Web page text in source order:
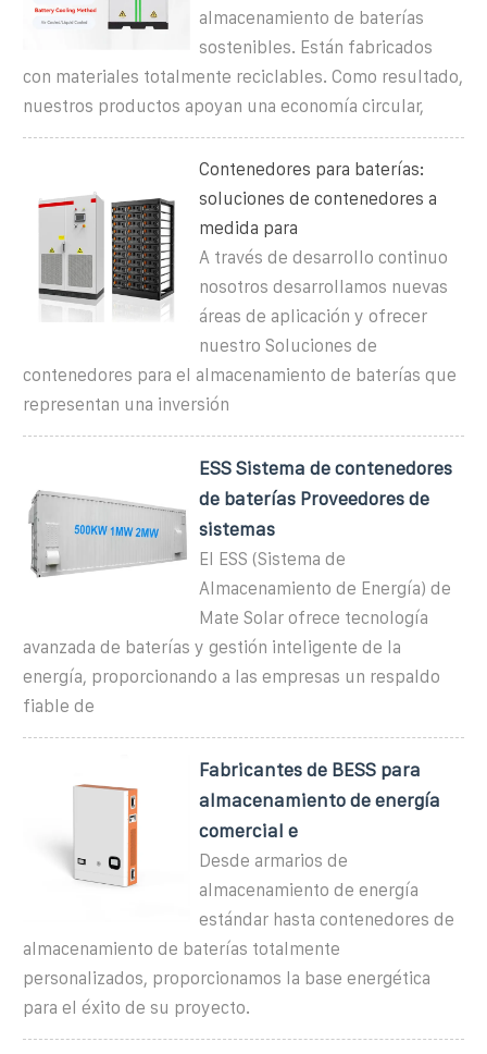
almacenamiento de baterías
sostenibles. Están fabricados
con materiales totalmente reciclables. Como resultado,
nuestros productos apoyan una economía circular,
Contenedores para baterías:
soluciones de contenedores a
medida para
A través de desarrollo continuo
nosotros desarrollamos nuevas
áreas de aplicación y ofrecer
nuestro Soluciones de
contenedores para el almacenamiento de baterías que
representan una inversión
ESS Sistema de contenedores
de baterías Proveedores de
sistemas
El ESS (Sistema de
Almacenamiento de Energía) de
Mate Solar ofrece tecnología
avanzada de baterías y gestión inteligente de la
energía, proporcionando a las empresas un respaldo
fiable de
Fabricantes de BESS para
almacenamiento de energía
comercial e
Desde armarios de
almacenamiento de energía
estándar hasta contenedores de
almacenamiento de baterías totalmente
personalizados, proporcionamos la base energética
para el éxito de su proyecto.